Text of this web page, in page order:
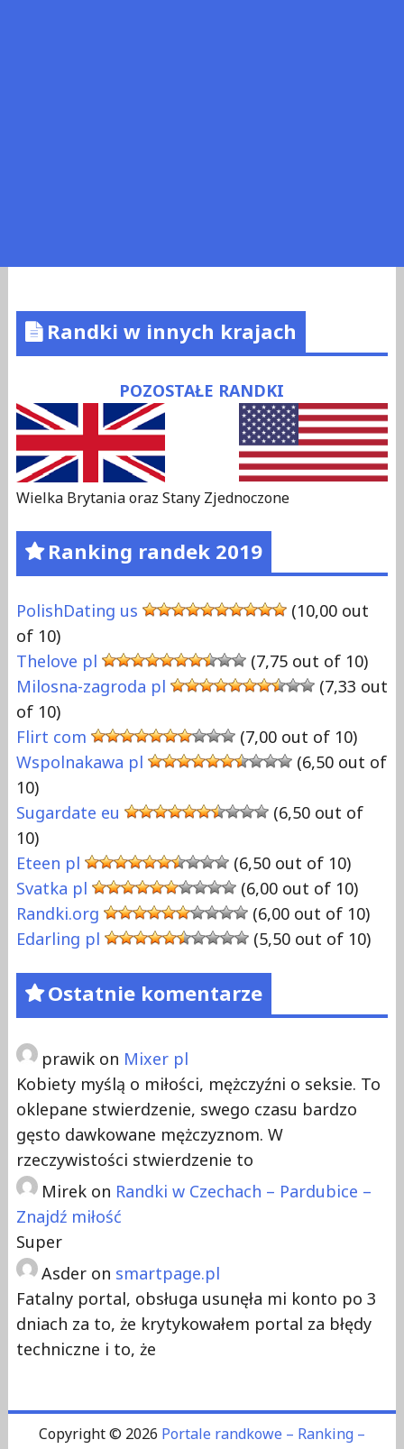
Randki w innych krajach
POZOSTAŁE RANDKI
Wielka Brytania oraz Stany Zjednoczone
Ranking randek 2019
PolishDating us
(10,00 out
of 10)
Thelove pl
(7,75 out of 10)
Milosna-zagroda pl
(7,33 out
of 10)
Flirt com
(7,00 out of 10)
Wspolnakawa pl
(6,50 out of
10)
Sugardate eu
(6,50 out of
10)
Eteen pl
(6,50 out of 10)
Svatka pl
(6,00 out of 10)
Randki.org
(6,00 out of 10)
Edarling pl
(5,50 out of 10)
Ostatnie komentarze
prawikon Mixer pl
Kobiety myślą o miłości, mężczyźni o seksie. To
oklepane stwierdzenie, swego czasu bardzo
gęsto dawkowane mężczyznom. W
rzeczywistości stwierdzenie to
Mirekon Randki w Czechach – Pardubice –
Znajdź miłość
Super
Asderon smartpage.pl
Fatalny portal, obsługa usunęła mi konto po 3
dniach za to, że krytykowałem portal za błędy
techniczne i to, że
Copyright © 2026 Portale randkowe – Ranking –